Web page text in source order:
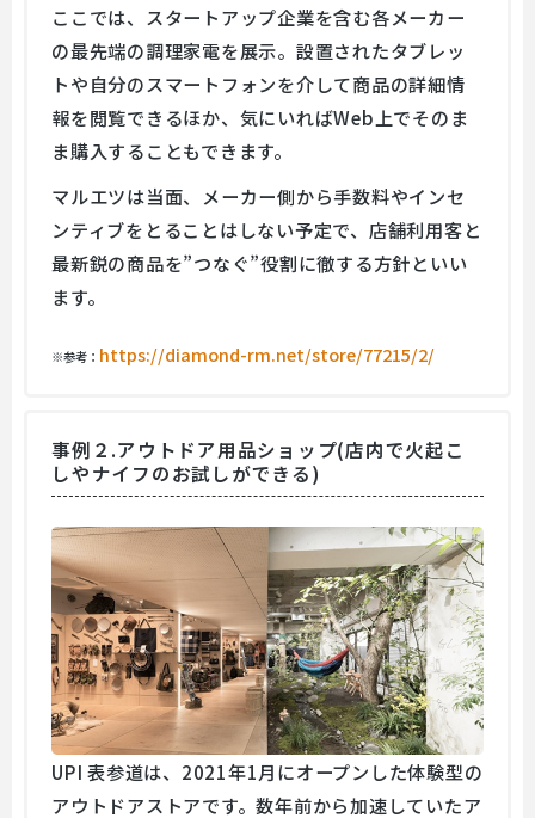
ここでは、スタートアップ企業を含む各メーカー
の最先端の調理家電を展示。設置されたタブレッ
トや自分のスマートフォンを介して商品の詳細情
報を閲覧できるほか、気にいればWeb上でそのま
ま購入することもできます。
マルエツは当面、メーカー側から手数料やインセ
ンティブをとることはしない予定で、店舗利用客と
最新鋭の商品を”つなぐ”役割に徹する方針といい
ます。
※参考： https://diamond-rm.net/store/77215/2/
事例２.アウトドア用品ショップ(店内で火起こ
しやナイフのお試しができる)
UPI 表参道は、2021年1月にオープンした体験型の
アウトドアストアです。数年前から加速していたア